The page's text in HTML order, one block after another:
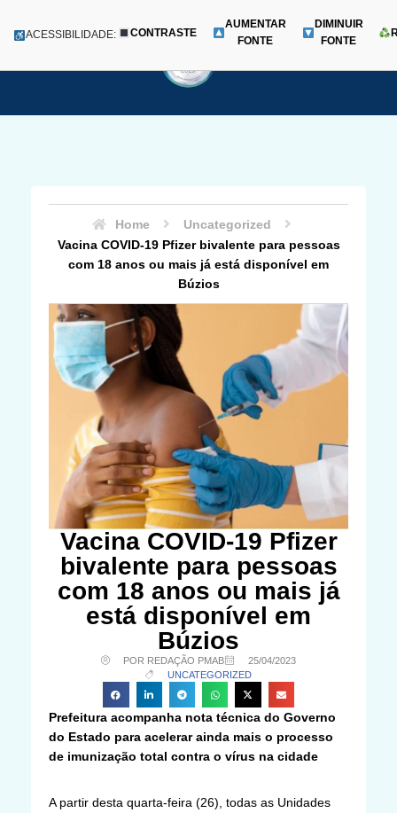
para
Menu
ACESSIBILIDADE: CONTRASTE
AUMENTAR
FONTE
DIMINUIR
FONTE
Home
Uncategorized
Vacina COVID-19 Pfizer bivalente para pessoas
com 18 anos ou mais já está disponível em
Búzios
Vacina COVID-19 Pfizer
bivalente para pessoas
com 18 anos ou mais já
está disponível em
Búzios
POR REDAÇÃO PMAB
25/04/2023
UNCATEGORIZED
Prefeitura acompanha nota técnica do Governo
do Estado para acelerar ainda mais o processo
de imunização total contra o vírus na cidade
A partir desta quarta-feira (26), todas as Unidades